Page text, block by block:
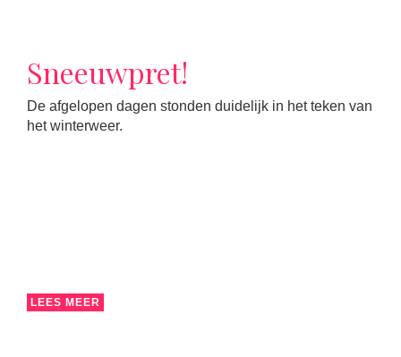
Sneeuwpret!
De afgelopen dagen stonden duidelijk in het teken van
het winterweer.
LEES MEER